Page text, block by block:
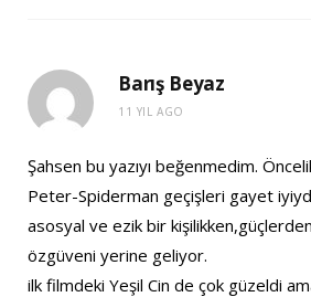
Barış Beyaz
11 YIL AGO
Şahsen bu yazıyı beğenmedim.
Peter-Spiderman geçişleri gayet
asosyal ve ezik bir
özgüveni yerine geliyor.
ilk filmdeki Yeşil Cin de çok güzeldi